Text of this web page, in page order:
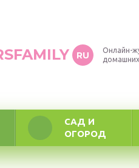
RU
Онлайн-
САД И
ОГОРОД